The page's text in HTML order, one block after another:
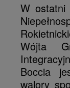
W ostatni
Wójta
Boccia
walory